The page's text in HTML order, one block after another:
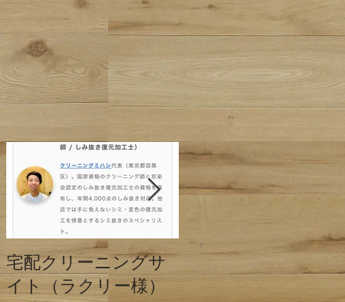
宅配クリーニングサ
イト（ラクリー様）
クリーニングミハシ